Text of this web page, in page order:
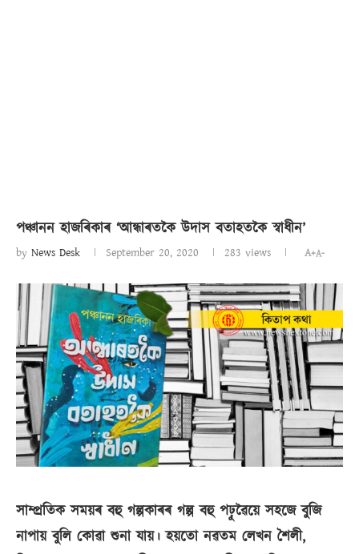
পঞ্চানন হাজৰিকাৰ ‘আন্ধাৰতকৈ উদাস বতাহতকৈ স্বাধীন’
by News Desk September 20, 2020 283 views A+A-
সাম্প্ৰতিক সময়ৰ বহু গল্পকাৰৰ গল্প বহু পঢ়ুৱৈয়ে সহজে বুজি
নাপায় বুলি কোৱা শুনা যায়। হয়তো নৱতম লেখন শৈলী,